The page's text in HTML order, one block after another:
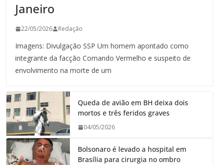
Janeiro
22/05/2026 Redação
Imagens: Divulgação SSP Um homem apontado como
integrante da facção Comando Vermelho e suspeito de
envolvimento na morte de um
Queda de avião em BH deixa dois
mortos e três feridos graves
04/05/2026
Bolsonaro é levado a hospital em
Brasília para cirurgia no ombro